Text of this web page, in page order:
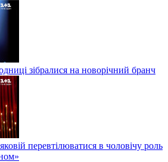
зібралися на новорічний бранч
перевтілюватися в чоловічу роль